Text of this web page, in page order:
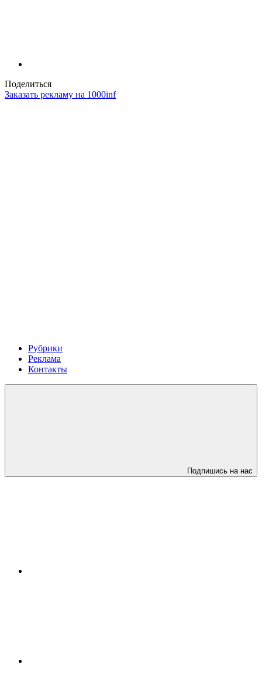
Поделиться
Заказать рекламу на 1000inf
Рубрики
Реклама
Контакты
Подпишись на нас